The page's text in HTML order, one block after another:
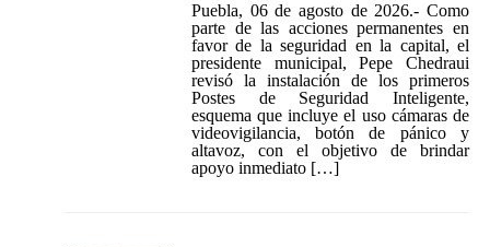
Puebla, 06 de agosto de 2026.- Como
parte de las acciones permanentes en
favor de la seguridad en la capital, el
presidente municipal, Pepe Chedraui
revisó la instalación de los primeros
Postes de Seguridad Inteligente,
esquema que incluye el uso cámaras de
videovigilancia, botón de pánico y
altavoz, con el objetivo de brindar
apoyo inmediato […]